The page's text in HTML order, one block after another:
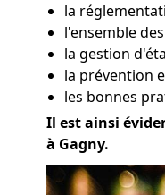
la
l'ensemble
la gestion
la prévention
les bonnes
Il est ainsi
à Gagny.